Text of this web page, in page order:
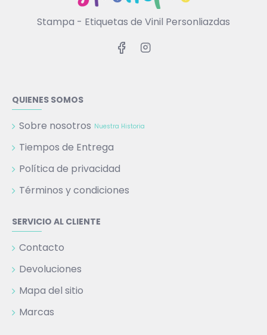
Stampa - Etiquetas de Vinil Personliazdas
QUIENES SOMOS
Sobre nosotros Nuestra Historia
Tiempos de Entrega
Política de privacidad
Términos y condiciones
SERVICIO AL CLIENTE
Contacto
Devoluciones
Mapa del sitio
Marcas